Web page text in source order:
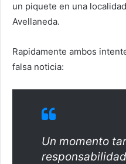
un piquete en una
Avellaneda.
Rapidamente ambos
falsa noticia:
Un momento